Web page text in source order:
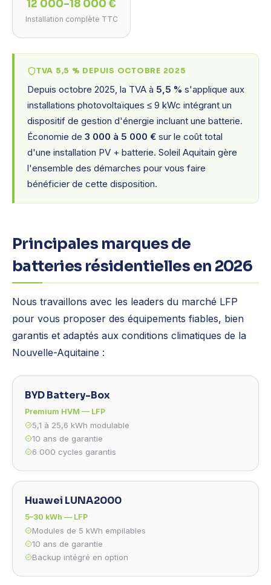
12 000–18 000 €
Installation complète TTC
TVA 5,5 % DEPUIS OCTOBRE 2025
Depuis octobre 2025, la TVA à 5,5 % s'applique aux
installations photovoltaïques ≤ 9 kWc intégrant un
dispositif de gestion d'énergie incluant une batterie.
Économie de 3 000 à 5 000 €sur le coût total
d'une installation PV + batterie. Soleil Aquitain gère
l'ensemble des démarches pour vous faire
bénéficier de cette disposition.
Principales marques de
batteries résidentielles en 2026
Nous travaillons avec les leaders du marché LFP
pour vous proposer des équipements fiables, bien
garantis et adaptés aux conditions climatiques de la
Nouvelle-Aquitaine :
BYD Battery-Box
Premium HVM — LFP
5,1 à 25,6 kWh modulable
10 ans de garantie
6 000 cycles garantis
Huawei LUNA2000
5–30 kWh — LFP
Modules de 5 kWh empilables
10 ans de garantie
Backup intégré en option